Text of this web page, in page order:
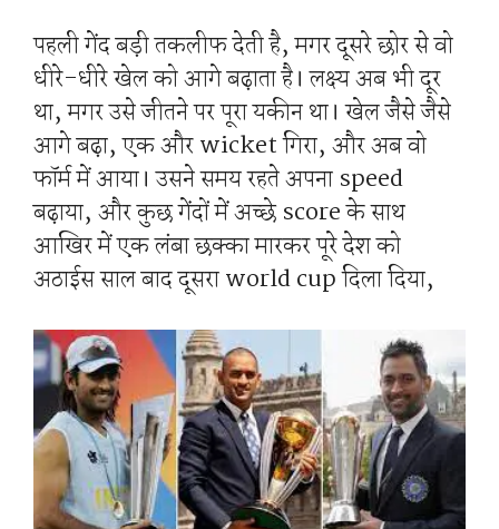
पहली गेंद बड़ी तकलीफ देती है, मगर दूसरे छोर से वो
धीरे-धीरे खेल को आगे बढ़ाता है। लक्ष्य अब भी दूर
था, मगर उसे जीतने पर पूरा यकीन था। खेल जैसे जैसे
आगे बढ़ा, एक और wicket गिरा, और अब वो
फॉर्म में आया। उसने समय रहते अपना speed
बढ़ाया, और कुछ गेंदों में अच्छे score के साथ
आखिर में एक लंबा छक्का मारकर पूरे देश को
अठाईस साल बाद दूसरा world cup दिला दिया,